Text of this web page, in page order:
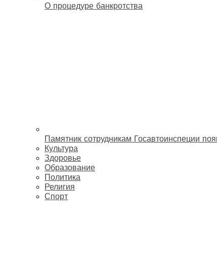
О процедуре банкротства
Памятник сотрудникам Госавтоинспеции
Культура
Здоровье
Образование
Политика
Религия
Спорт